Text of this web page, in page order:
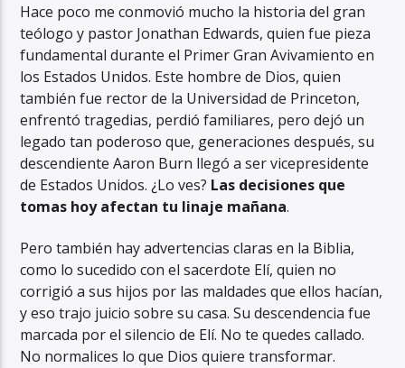
Hace poco me conmovió mucho la historia del gran
teólogo y pastor Jonathan Edwards, quien fue pieza
fundamental durante el Primer Gran Avivamiento en
los Estados Unidos. Este hombre de Dios, quien
también fue rector de la Universidad de Princeton,
enfrentó tragedias, perdió familiares, pero dejó un
legado tan poderoso que, generaciones después, su
descendiente Aaron Burn llegó a ser vicepresidente
de Estados Unidos. ¿Lo ves? Las decisiones que
tomas hoy afectan tu linaje mañana.
Pero también hay advertencias claras en la Biblia,
como lo sucedido con el sacerdote Elí, quien no
corrigió a sus hijos por las maldades que ellos hacían,
y eso trajo juicio sobre su casa. Su descendencia fue
marcada por el silencio de Elí. No te quedes callado.
No normalices lo que Dios quiere transformar.